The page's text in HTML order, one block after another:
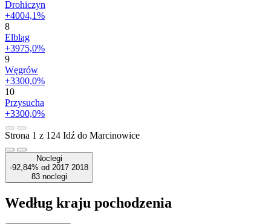
Drohiczyn
+4004,1%
8
Elbląg
+3975,0%
9
Węgrów
+3300,0%
10
Przysucha
+3300,0%
Strona 1 z 124 Idź do Marcinowice
Noclegi
-92,84% od 2017 2018
83 noclegi
Według kraju pochodzenia